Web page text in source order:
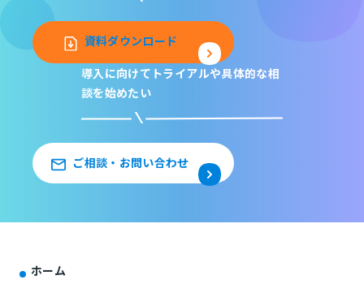
資料ダウンロード
導入に向けてトライアルや具体的な相
談を始めたい
ご相談・お問い合わせ
ホーム